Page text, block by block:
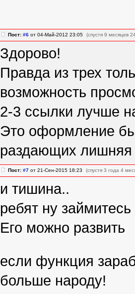
Пост: #6 от 04-Май-2012 23:05 (спустя 9 месяцев
Здорово!
Правда из трех
возможность
2-3 ссылки лучше
Это оформление
раздающих лишняя
Пост: #7 от 21-Сен-2015 18:23 (спустя 3 года 4
и тишина..
ребят ну
Его можно развить
если функция
больше народу!